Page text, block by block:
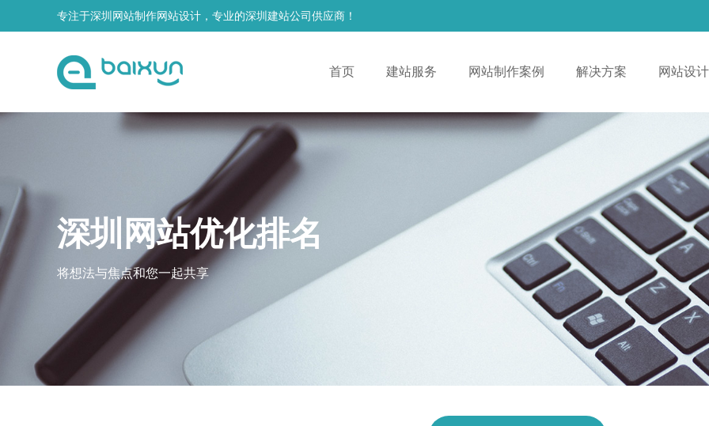
专注于深圳网站制作网站设计，专业的深圳建站公司供应商！
首页 建站服务 网站制作案例 解决方案 网站设
深圳网站优化排名
将想法与焦点和您一起共享